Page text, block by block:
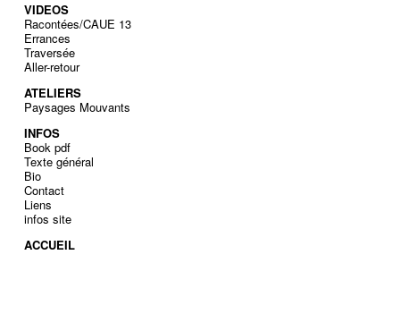
VIDEOS
Racontées/CAUE 13
Errances
Traversée
Aller-retour
ATELIERS
Paysages Mouvants
INFOS
Book pdf
Texte général
Bio
Contact
Liens
infos site
ACCUEIL